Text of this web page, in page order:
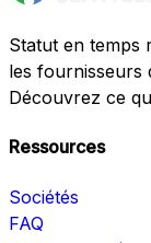
Statut en temps
les fournisseurs
Découvrez ce
Ressources
Sociétés
FAQ